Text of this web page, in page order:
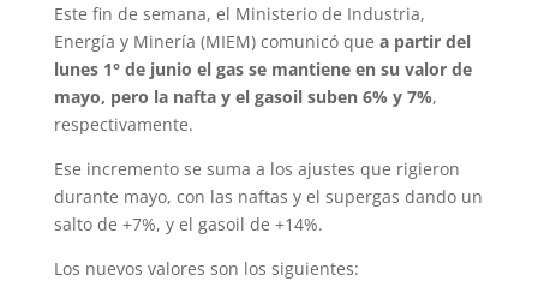
Este fin de semana, el Ministerio de Industria,
Energía y Minería (MIEM) comunicó que a partir del
lunes 1° de junio el gas se mantiene en su valor de
mayo, pero la nafta y el gasoil suben 6% y 7%,
respectivamente.
Ese incremento se suma a los ajustes que rigieron
durante mayo, con las naftas y el supergas dando un
salto de +7%, y el gasoil de +14%.
Los nuevos valores son los siguientes: